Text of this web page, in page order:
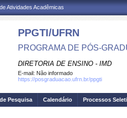
Atividades Acadêmicas
PPGTI/UFRN
PROGRAMA DE PÓS-
DIRETORIA DE ENSINO - IMD
E-mail: Não informado
https://posgraduacao.ufrn.br/ppgti
Pesquisa Calendário Processos